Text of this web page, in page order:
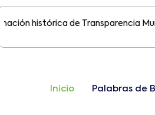
de Transparencia Municipal
Inicio Palabras de